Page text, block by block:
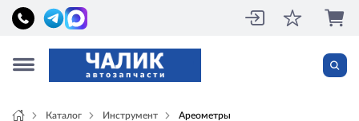
Каталог Инструмент Ареометры